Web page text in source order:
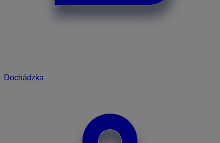
Dochádzka